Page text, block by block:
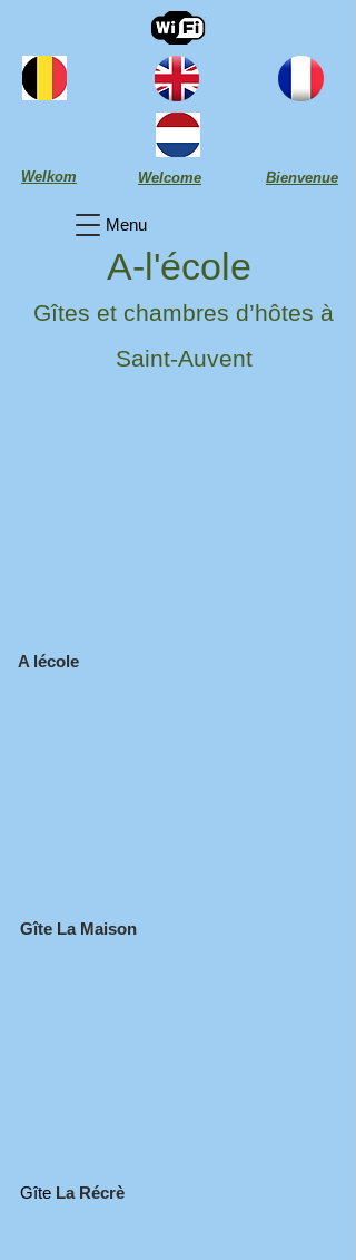
A-l'école
Gîtes et chambres d’hôtes à
Saint-Auvent
Welkom Bienvenue
Welcome
Menu
A lécole
Gîte La Maison
Gîte La Récrè